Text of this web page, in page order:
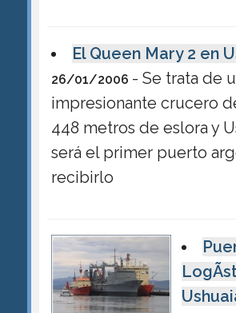
El Queen Mary 2 en
26/01/2006 - Se trata de
impresionante crucero
448 metros de eslora y
será el primer puerto
recibirlo